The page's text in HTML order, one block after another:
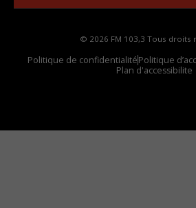
© 2026 FM 103,3 Tous droits
Politique de confidentialitéPolitique
Plan d'accessibilite